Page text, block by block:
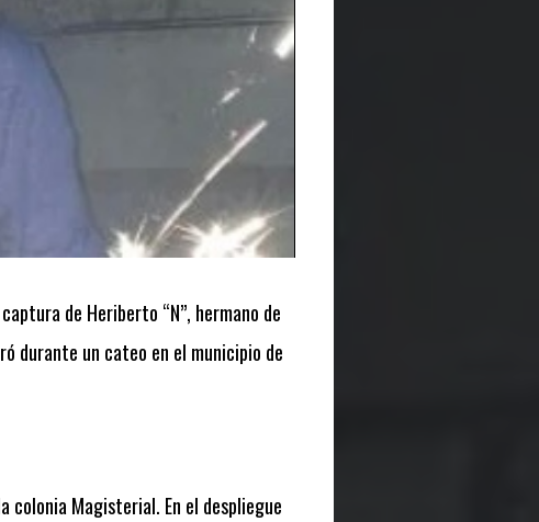
de Heriberto “N”, hermano de
durante un cateo en el municipio de
colonia Magisterial. En el despliegue